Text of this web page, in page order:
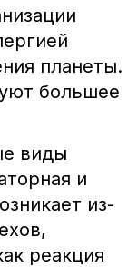
планеты.
большее
виды
и
из-
реакция